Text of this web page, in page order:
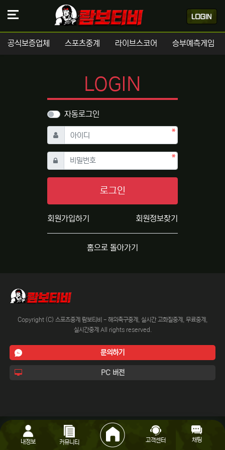
공식보증업체 스포츠중계 라이브스코어 승부예측게임
LOGIN
자동로그인
아이디 필수
비밀번호필수
로그인
회원가입하기 회원정보찾기
홈으로 돌아가기
Copyright (C) 스포츠중계 람보티비 - 해외축구중계, 실시간 고화질중계, 무료중계,
실시간중계 All rights reserved.
문의하기
PC 버전
내정보 커뮤니티 고객센터 채팅